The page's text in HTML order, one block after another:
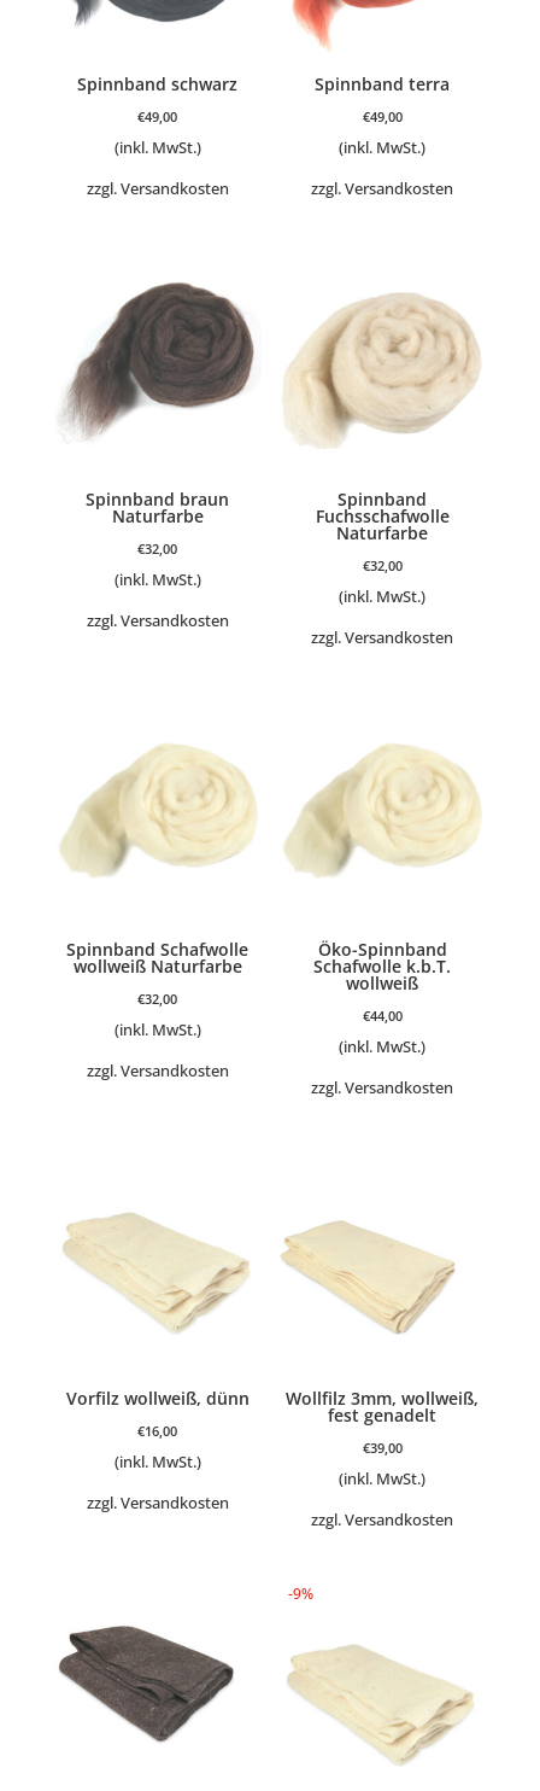
Spinnband schwarz
€49,00
(inkl. MwSt.)
zzgl.Versandkosten
Spinnband terra
€49,00
(inkl. MwSt.)
zzgl.Versandkosten
Spinnband braun
Naturfarbe
€32,00
(inkl. MwSt.)
zzgl.Versandkosten
Spinnband
Fuchsschafwolle
Naturfarbe
€32,00
(inkl. MwSt.)
zzgl.Versandkosten
Spinnband Schafwolle
wollweiß Naturfarbe
€32,00
(inkl. MwSt.)
zzgl.Versandkosten
Öko-Spinnband
Schafwolle k.b.T.
wollweiß
€44,00
(inkl. MwSt.)
zzgl.Versandkosten
Vorfilz wollweiß, dünn
€16,00
(inkl. MwSt.)
zzgl.Versandkosten
Wollfilz 3mm, wollweiß,
fest genadelt
€39,00
(inkl. MwSt.)
zzgl.Versandkosten
-9%